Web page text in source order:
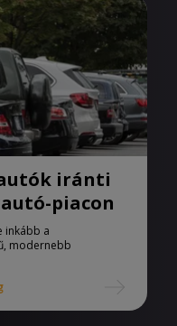
iránti
piacon
inkább a
modernebb